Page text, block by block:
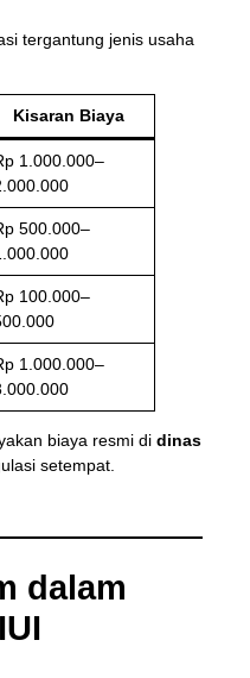
tergantung jenis usaha
Kisaran Biaya
1.000.000–
500.000–
100.000–
1.000.000–
biaya resmi di dinas
setempat.
dalam